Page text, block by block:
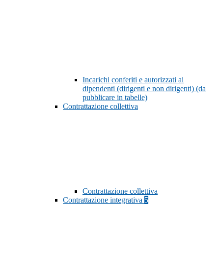
Incarichi conferiti e autorizzati ai
dipendenti (dirigenti e non dirigenti) (da
pubblicare in tabelle)
Contrattazione collettiva
Contrattazione collettiva
Contrattazione integrativa 5